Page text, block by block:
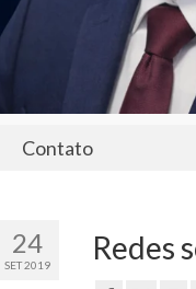
Contato
24
SET 2019 Redes